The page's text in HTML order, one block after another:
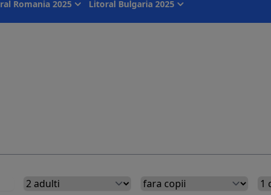
Romania 2025 Litoral Bulgaria 2025